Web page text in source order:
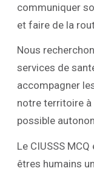
communiquer
et faire de la
Nous
services de
accompagner
notre territoire
possible
Le CIUSSS
êtres humains